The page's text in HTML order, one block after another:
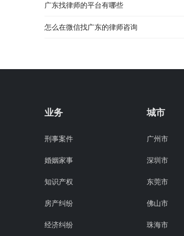
广东找律师的平台有哪些
怎么在微信找广东的律师咨询
业务
刑事案件
婚姻家事
知识产权
房产纠纷
经济纠纷
城市
广州市
深圳市
东莞市
佛山市
珠海市